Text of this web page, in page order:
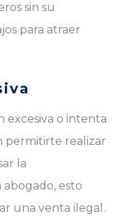
sin su
para atraer
excesiva o intenta
permitirte realizar
la
esto
una venta ilegal.